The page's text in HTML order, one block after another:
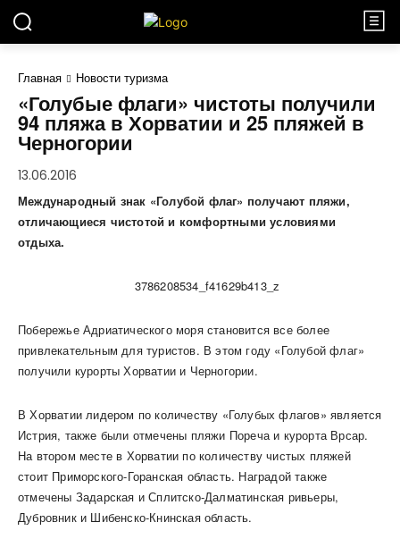
Главная Новости туризма
«Голубые флаги» чистоты получили
94 пляжа в Хорватии и 25 пляжей в
Черногории
13.06.2016
Международный знак «Голубой флаг» получают пляжи,
отличающиеся чистотой и комфортными условиями
отдыха.
Побережье Адриатического моря становится все более
привлекательным для туристов. В этом году «Голубой флаг»
получили курорты Хорватии и Черногории.
В Хорватии лидером по количеству «Голубых флагов» является
Истрия, также были отмечены пляжи Пореча и курорта Врсар.
На втором месте в Хорватии по количеству чистых пляжей
стоит Приморского-Горанская область. Наградой также
отмечены Задарская и Сплитско-Далматинская ривьеры,
Дубровник и Шибенско-Книнская область.